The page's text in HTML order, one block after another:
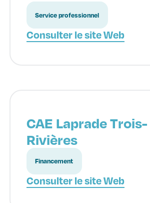
Service professionnel
Consulter le site Web
CAE Laprade Trois-
Rivières
Financement
Consulter le site Web